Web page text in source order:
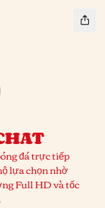
đá trực tiếp
lựa chọn nhờ
Full HD và tốc